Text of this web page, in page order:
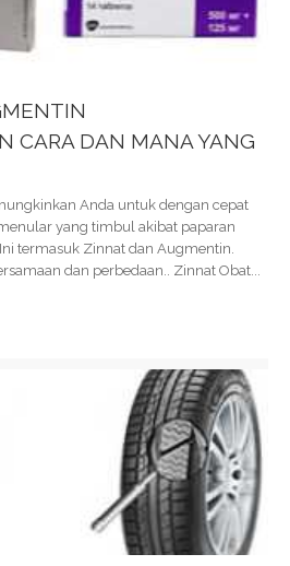
CARA DAN MANA YANG
Anda untuk dengan cepat
yang timbul akibat paparan
termasuk Zinnat dan Augmentin.
dan perbedaan.. Zinnat Obat...